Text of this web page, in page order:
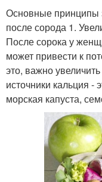
Основные принципы
после сорода 1.
После сорока у
может привести к
это, важно
источники кальция -
морская капуста,